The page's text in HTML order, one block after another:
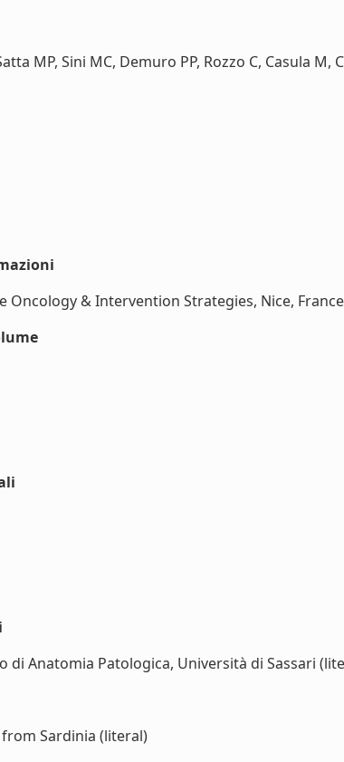
MP, Sini MC, Demuro PP, Rozzo C, Casula
& Intervention Strategies, Nice,
di Anatomia Patologica, Università di Sassari
from Sardinia (literal)